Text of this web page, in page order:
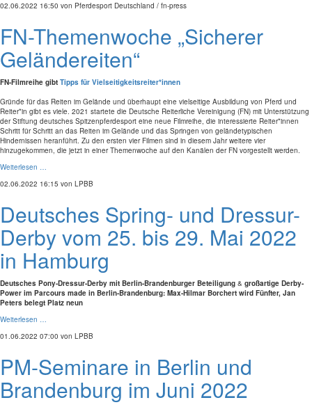
02.06.2022 16:50 von Pferdesport Deutschland / fn-press
FN-Themenwoche „Sicherer
Geländereiten“
FN-Filmreihe gibt Tipps für Vielseitigkeitsreiter*innen
Gründe für das Reiten im Gelände und überhaupt eine vielseitige Ausbildung von Pferd und
Reiter*in gibt es viele. 2021 startete die Deutsche Reiterliche Vereinigung (FN) mit Unterstützung
der Stiftung deutsches Spitzenpferdesport eine neue Filmreihe, die interessierte Reiter*innen
Schritt für Schritt an das Reiten im Gelände und das Springen von geländetypischen
Hindernissen heranführt. Zu den ersten vier Filmen sind in diesem Jahr weitere vier
hinzugekommen, die jetzt in einer Themenwoche auf den Kanälen der FN vorgestellt werden.
Weiterlesen …
02.06.2022 16:15 von LPBB
Deutsches Spring- und Dressur-
Derby vom 25. bis 29. Mai 2022
in Hamburg
Deutsches Pony-Dressur-Derby mit Berlin-Brandenburger Beteiligung & großartige Derby-
Power im Parcours made in Berlin-Brandenburg: Max-Hilmar Borchert wird Fünfter, Jan
Peters belegt Platz neun
Weiterlesen …
01.06.2022 07:00 von LPBB
PM-Seminare in Berlin und
Brandenburg im Juni 2022